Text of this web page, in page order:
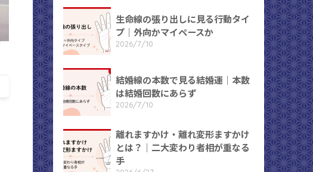
生命線の張り出しに見る行動タイ
プ｜外向かマイペースか
2026/7/10
結婚線の本数で見る結婚運｜本数
は結婚回数にあらず
2026/7/10
離れますかけ・離れ変形ますかけ
とは？｜二大変わり者相が重なる
手